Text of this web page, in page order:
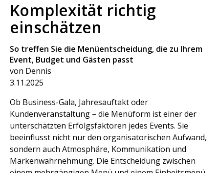
Komplexität richtig
einschätzen
So treffen Sie die Menüentscheidung, die zu Ihrem
Event, Budget und Gästen passt
von Dennis
3.11.2025
Ob Business-Gala, Jahresauftakt oder
Kundenveranstaltung – die Menüform ist einer der
unterschätzten Erfolgsfaktoren jedes Events. Sie
beeinflusst nicht nur den organisatorischen Aufwand,
sondern auch Atmosphäre, Kommunikation und
Markenwahrnehmung. Die Entscheidung zwischen